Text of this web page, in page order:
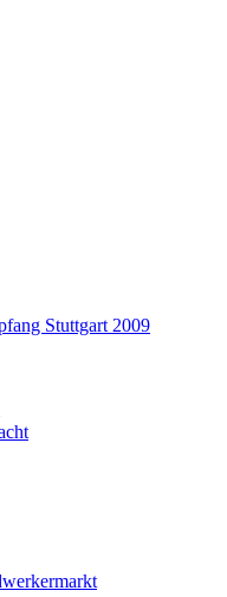
Stuttgart 2009